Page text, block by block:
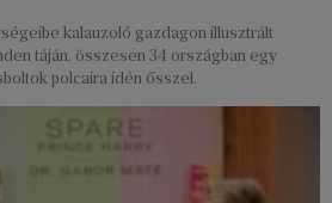
kalauzoló gazdagon illusztrált
táján, összesen 34 országban egy
polcaira idén ősszel.